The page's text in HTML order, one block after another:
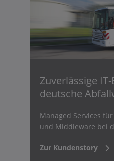
Zuverlässige
deutsche
Managed Services
und Middleware bei
Zur Kundenstory